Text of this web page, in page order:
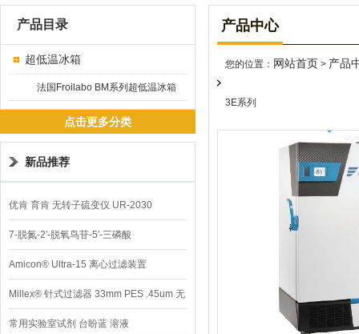
产品目录
超低温冰箱
法国Froilabo BM系列超低温冰箱
点击更多分类
新品推荐
优肯 育肯 无转子硫变仪 UR-2030
7-脱氮-2′-脱氧鸟苷-5′-三磷酸
Amicon® Ultra-15 离心过滤装置
Millex® 针式过滤器 33mm PES .45um 无
菌
常用实验室试剂 台盼蓝 溶液
产品中心
您的位置： 网站首页 > 产品
3E系列